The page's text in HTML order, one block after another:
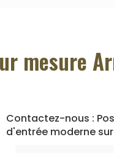
mesure
Contactez-nous :
d'entrée moderne